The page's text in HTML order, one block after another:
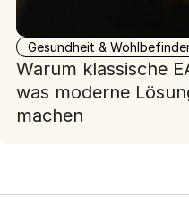
Gesundheit &
Warum klassische
was moderne
machen